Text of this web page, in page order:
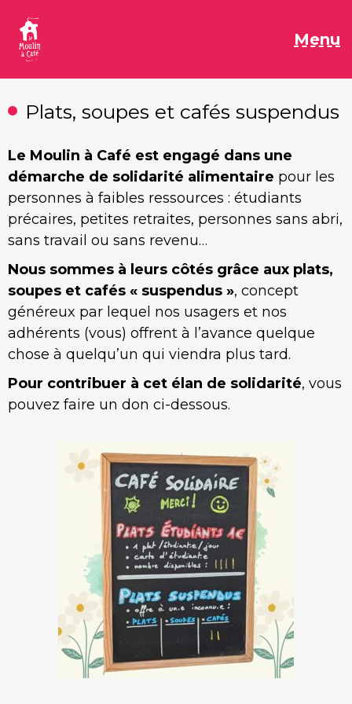
contenu
Menu
Plats, soupes et cafés suspendus
Le Moulin à Café est engagé dans une
démarche de solidarité alimentaire pour les
personnes à faibles ressources : étudiants
précaires, petites retraites, personnes sans abri,
sans travail ou sans revenu…
Nous sommes à leurs côtés grâce aux plats,
soupes et cafés « suspendus », concept
généreux par lequel nos usagers et nos
adhérents (vous) offrent à l’avance quelque
chose à quelqu’un qui viendra plus tard.
Pour contribuer à cet élan de solidarité, vous
pouvez faire un don ci-dessous.